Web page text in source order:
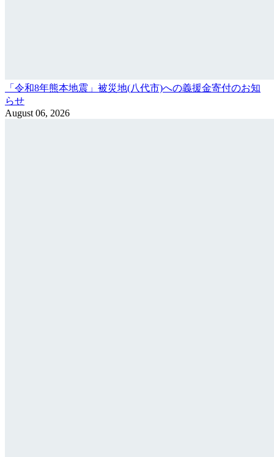
「令和8年熊本地震」被災地(八代市)への義援金寄付のお知
らせ
August 06, 2026